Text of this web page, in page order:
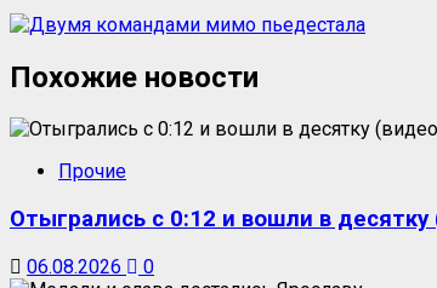
Похожие новости
Прочие
Отыгрались с 0:12 и вошли в десятку
06.08.2026 0